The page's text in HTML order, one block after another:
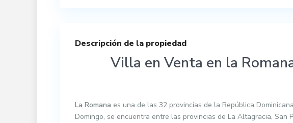
Descripción de la propiedad
Villa en Venta en la
La Romana es una de las 32 provincias de la República
Domingo, se encuentra entre las provincias de La Altagracia, San